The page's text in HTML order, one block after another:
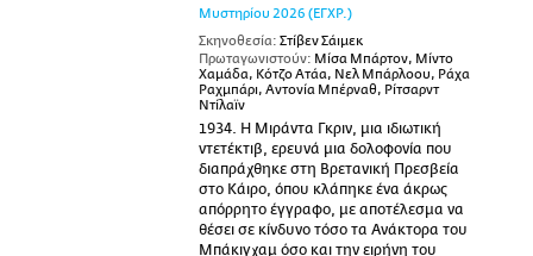
Μυστηρίου 2026 (ΕΓΧΡ.)
Σκηνοθεσία: Στίβεν Σάιμεκ
Πρωταγωνιστούν: Μίσα Μπάρτον, Μίντο
Χαμάδα, Κότζο Ατάα, Νελ Μπάρλοου, Ράχα
Ραχμπάρι, Αντονία Μπέρναθ, Ρίτσαρντ
Ντίλαϊν
1934. Η Μιράντα Γκριν, μια ιδιωτική
ντετέκτιβ, ερευνά μια δολοφονία που
διαπράχθηκε στη Βρετανική Πρεσβεία
στο Κάιρο, όπου κλάπηκε ένα άκρως
απόρρητο έγγραφο, με αποτέλεσμα να
θέσει σε κίνδυνο τόσο τα Ανάκτορα του
Μπάκιγχαμ όσο και την ειρήνη του